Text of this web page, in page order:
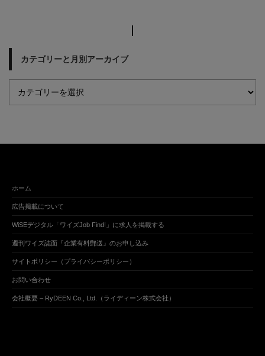
カテゴリーと月別アーカイブ
ホーム
広告掲載について
WiSEデジタル「ワイズJob Find!」に求人を掲載する
週刊ワイズ誌面『企業有料郵送』のお申し込み
サイトポリシー（プライバシーポリシー）
お問い合わせ
会社概要 – RyDEEN Co., Ltd.（ライディーン株式会社）